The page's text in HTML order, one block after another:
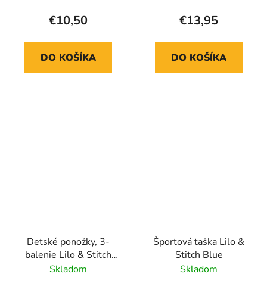
€10,50
DO KOŠÍKA
€13,95
DO KOŠÍKA
Detské ponožky, 3-
balenie Lilo & Stitch
Pink
Skladom
Športová taška Lilo &
Stitch Blue
Skladom